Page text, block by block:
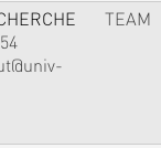
TEAM